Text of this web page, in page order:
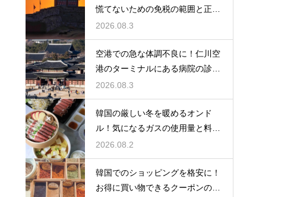
慌てないための免税の範囲と正し
い計算
2026.08.3
空港での急な体調不良に！仁川空
港のターミナルにある病院の診療
時間
2026.08.3
韓国の厳しい冬を暖めるオンド
ル！気になるガスの使用量と料金
の目安
2026.08.2
韓国でのショッピングを格安に！
お得に買い物できるクーポンの賢